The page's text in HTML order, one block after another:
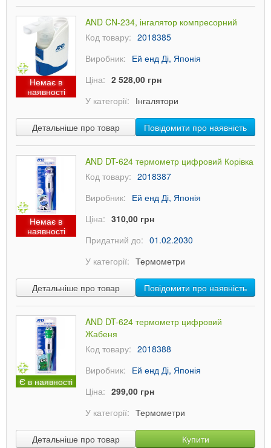
Немає в
наявності
AND CN-234, інгалятор компресорний
Код товару: 2018385
Виробник: Ей енд Ді, Японія
Ціна: 2 528,00 грн
У категорії: Інгалятори
Детальніше про товар Повідомити про наявність
Немає в
наявності
AND DT-624 термометр цифровий Корівка
Код товару: 2018387
Виробник: Ей енд Ді, Японія
Ціна: 310,00 грн
Придатний до: 01.02.2030
У категорії: Термометри
Детальніше про товар Повідомити про наявність
Є в наявності
AND DT-624 термометр цифровий
Жабеня
Код товару: 2018388
Виробник: Ей енд Ді, Японія
Ціна: 299,00 грн
У категорії: Термометри
Детальніше про товар Купити